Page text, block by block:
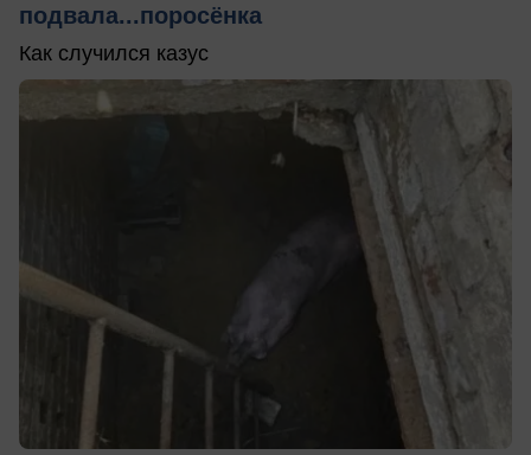
подвала...поросёнка
Как случился казус